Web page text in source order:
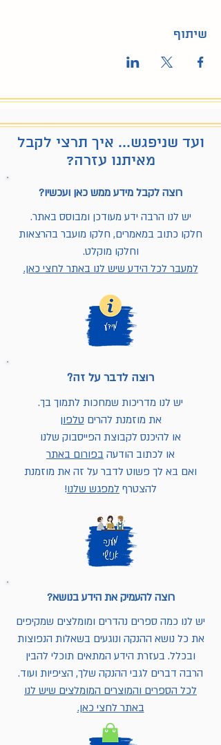
שיתוף
ועד שניפגש... איך תרצי לקבל
מאיתנו עזרה?
רוצה לקבל מידע ממש כאן ועכשיו?
יש לנו הרבה ידע מעודכן ומבוסס באתר.
חלקו כתוב במאמרים, חלקו מועבר בהרצאות
וחלקו מוקלט.
למעבר לכל הידע שיש לנו באתר לחצי כאן.
רוצה לדבר על זה?
יש לנו מדריכות שמחכות לתמוך בך.
את מוזמנת להרים טלפון
או להיכנס לקבוצת הפייסבוק שלנו
או לכתוב הודעה בפורום באתר
ואם בא לך פשוט לדבר על זה את מוזמנת
להצטרף למפגש שלנו!
רוצה להעמיק את הידע בנושא?
יש לנו כמה ספרים נהדרים ומומלצים שמקיפים
את כל נושא ההנקה ונוגעים בשאלות הנפוצות
ובכלל. בעזרת הידע המתאים תוכלי להבין
הרבה דברים לגבי ההנקה שלך, הציפיות ועוד.
לכל הספרים והמוצרים המומלצים שיש לנו
באתר לחצי כאן.